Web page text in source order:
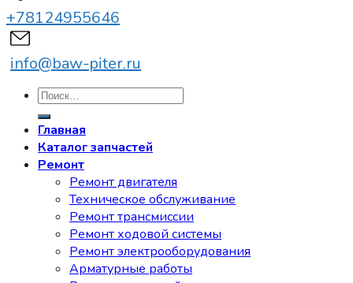
+78124955646
info@baw-piter.ru
Искать:
Главная
Каталог запчастей
Ремонт
Ремонт двигателя
Техническое обслуживание
Ремонт трансмиссии
Ремонт ходовой системы
Ремонт электрооборудования
Арматурные работы